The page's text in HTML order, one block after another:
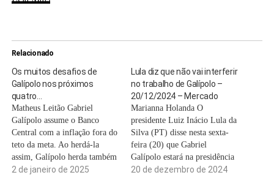
Relacionado
Os muitos desafios de
Galípolo nos próximos
quatro…
Matheus Leitão Gabriel
Galípolo assume o Banco
Central com a inflação fora do
teto da meta. Ao herdá-la
assim, Galípolo herda também
um mandato que já começa
2 de janeiro de 2025
Lula diz que não vai interferir
no trabalho de Galípolo –
20/12/2024 – Mercado
Marianna Holanda O
presidente Luiz Inácio Lula da
Silva (PT) disse nesta sexta-
feira (20) que Gabriel
Galípolo estará na presidência
do Banco Central por
20 de dezembro de 2024